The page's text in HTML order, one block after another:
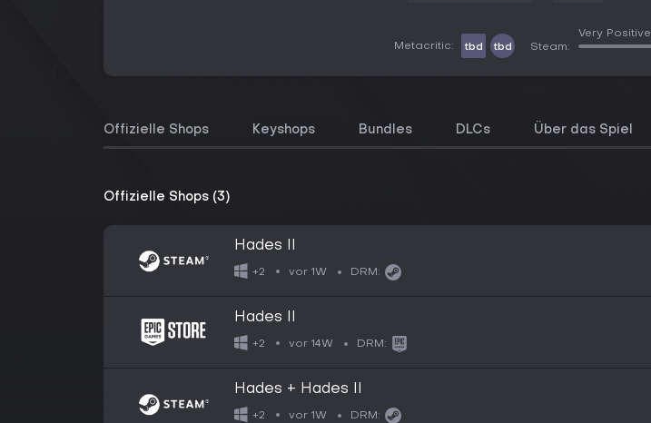
Metacritic: tbd tbd Steam:
Very Positive
Offizielle Shops Keyshops Bundles DLCs Über das Spiel
Offizielle Shops (3)
Hades II
+2 vor 1W DRM:
Hades II
+2 vor 14W DRM:
Hades + Hades II
+2 vor 1W DRM: